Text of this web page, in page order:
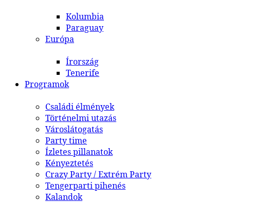
Kolumbia
Paraguay
Európa
Írország
Tenerife
Programok
Családi élmények
Történelmi utazás
Városlátogatás
Party time
Ízletes pillanatok
Kényeztetés
Crazy Party / Extrém Party
Tengerparti pihenés
Kalandok